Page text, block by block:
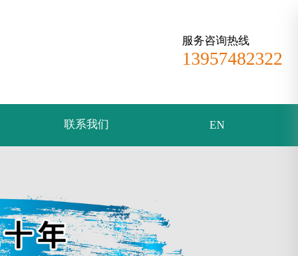
服务咨询热线
13957482322
联系我们 EN